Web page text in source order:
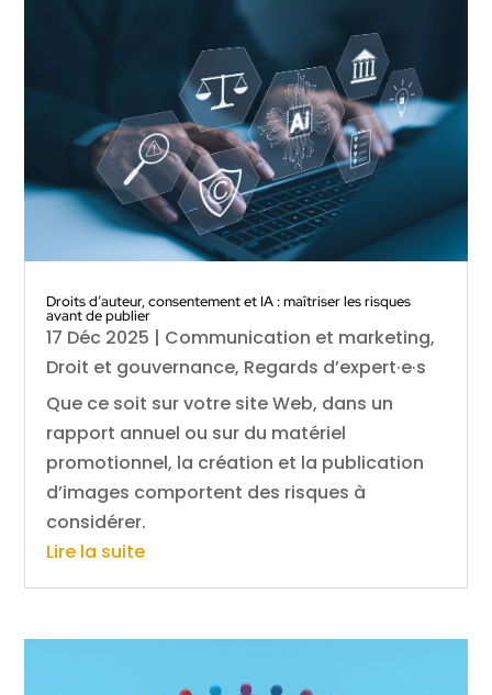
Droits d’auteur, consentement et IA : maîtriser les risques
avant de publier
17 Déc 2025 | Communication et marketing,
Droit et gouvernance, Regards d’expert·e·s
Que ce soit sur votre site Web, dans un
rapport annuel ou sur du matériel
promotionnel, la création et la publication
d’images comportent des risques à
considérer.
Lire la suite